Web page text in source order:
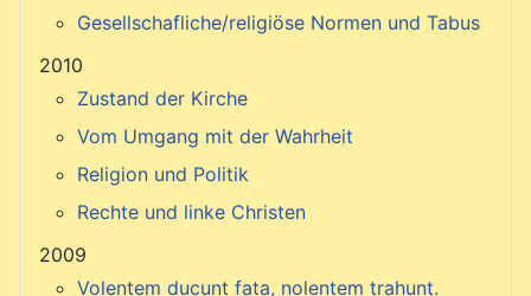
Gesellschafliche/religiöse Normen und Tabus
2010
Zustand der Kirche
Vom Umgang mit der Wahrheit
Religion und Politik
Rechte und linke Christen
2009
Volentem ducunt fata, nolentem trahunt.